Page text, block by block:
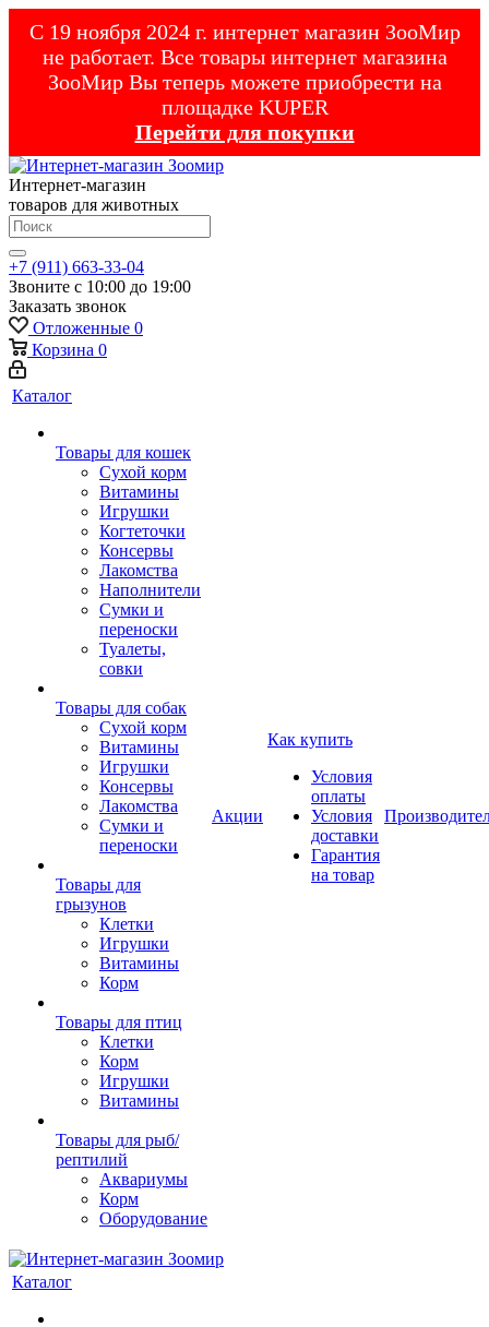
С 19 ноября 2024 г. интернет магазин ЗооМир
не работает. Все товары интернет магазина
ЗооМир Вы теперь можете приобрести на
площадке KUPER
Перейти для покупки
Интернет-магазин
товаров для животных
+7 (911) 663-33-04
Звоните с 10:00 до 19:00
Заказать звонок
Отложенные 0
Корзина 0
Каталог
Товары для кошек
Cухой корм
Витамины
Игрушки
Когтеточки
Консервы
Лакомства
Наполнители
Сумки и
переноски
Туалеты,
совки
Товары для собак
Cухой корм
Витамины
Игрушки
Консервы
Лакомства
Сумки и
переноски
Товары для
грызунов
Клетки
Игрушки
Витамины
Корм
Товары для птиц
Клетки
Корм
Игрушки
Витамины
Товары для рыб/
рептилий
Аквариумы
Корм
Оборудование
Акции
Как купить
Условия
оплаты
Условия
доставки
Гарантия
на товар
Каталог